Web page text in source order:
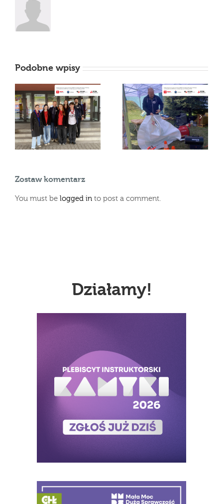
Podobne wpisy
Inicjatywa „Trenuję z
harcerzami” za nami
Praktyczne lekcje
ochrony ludności dla
uczniów
Zostaw komentarz
You must be logged in to post a comment.
Działamy!